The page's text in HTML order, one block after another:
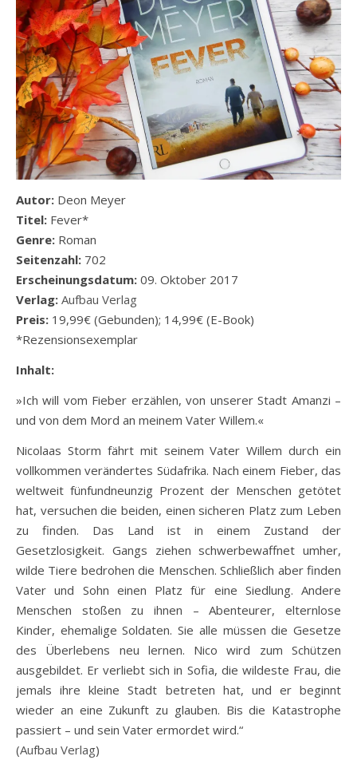
Autor: Deon Meyer
Titel: Fever*
Genre: Roman
Seitenzahl: 702
Erscheinungsdatum: 09. Oktober 2017
Verlag: Aufbau Verlag
Preis: 19,99€ (Gebunden); 14,99€ (E-Book)
*Rezensionsexemplar
Inhalt:
»Ich will vom Fieber erzählen, von unserer Stadt Amanzi –
und von dem Mord an meinem Vater Willem.«
Nicolaas Storm fährt mit seinem Vater Willem durch ein
vollkommen verändertes Südafrika. Nach einem Fieber, das
weltweit fünfundneunzig Prozent der Menschen getötet
hat, versuchen die beiden, einen sicheren Platz zum Leben
zu finden. Das Land ist in einem Zustand der
Gesetzlosigkeit. Gangs ziehen schwerbewaffnet umher,
wilde Tiere bedrohen die Menschen. Schließlich aber finden
Vater und Sohn einen Platz für eine Siedlung. Andere
Menschen stoßen zu ihnen – Abenteurer, elternlose
Kinder, ehemalige Soldaten. Sie alle müssen die Gesetze
des Überlebens neu lernen. Nico wird zum Schützen
ausgebildet. Er verliebt sich in Sofia, die wildeste Frau, die
jemals ihre kleine Stadt betreten hat, und er beginnt
wieder an eine Zukunft zu glauben. Bis die Katastrophe
passiert – und sein Vater ermordet wird.“
(Aufbau Verlag)